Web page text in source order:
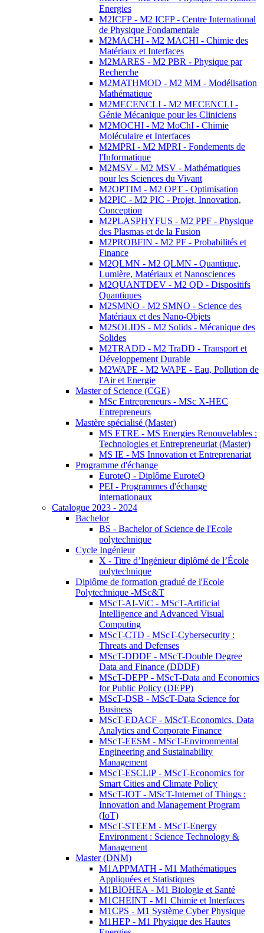
Energies
M2ICFP - M2 ICFP - Centre International
de Physique Fondamentale
M2MACHI - M2 MACHI - Chimie des
Matériaux et Interfaces
M2MARES - M2 PBR - Physique par
Recherche
M2MATHMOD - M2 MM - Modélisation
Mathématique
M2MECENCLI - M2 MECENCLI -
Génie Mécanique pour les Cliniciens
M2MOCHI - M2 MoChI - Chimie
Moléculaire et Interfaces
M2MPRI - M2 MPRI - Fondements de
l'Informatique
M2MSV - M2 MSV - Mathématiques
pour les Sciences du Vivant
M2OPTIM - M2 OPT - Optimisation
M2PIC - M2 PIC - Projet, Innovation,
Conception
M2PLASPHYFUS - M2 PPF - Physique
des Plasmas et de la Fusion
M2PROBFIN - M2 PF - Probabilités et
Finance
M2QLMN - M2 QLMN - Quantique,
Lumière, Matériaux et Nanosciences
M2QUANTDEV - M2 QD - Dispositifs
Quantiques
M2SMNO - M2 SMNO - Science des
Matériaux et des Nano-Objets
M2SOLIDS - M2 Solids - Mécanique des
Solides
M2TRADD - M2 TraDD - Transport et
Développement Durable
M2WAPE - M2 WAPE - Eau, Pollution de
l'Air et Energie
Master of Science (CGE)
MSc Entrepreneurs - MSc X-HEC
Entrepreneurs
Mastère spécialisé (Master)
MS ETRE - MS Energies Renouvelables :
Technologies et Entrepreneuriat (Master)
MS IE - MS Innovation et Entreprenariat
Programme d'échange
EuroteQ - Diplôme EuroteQ
PEI - Programmes d'échange
internationaux
Catalogue 2023 - 2024
Bachelor
BS - Bachelor of Science de l'Ecole
polytechnique
Cycle Ingénieur
X - Titre d’Ingénieur diplômé de l’École
polytechnique
Diplôme de formation gradué de l'Ecole
Polytechnique -MSc&T
MScT-AI-ViC - MScT-Artificial
Intelligence and Advanced Visual
Computing
MScT-CTD - MScT-Cybersecurity :
Threats and Defenses
MScT-DDDF - MScT-Double Degree
Data and Finance (DDDF)
MScT-DEPP - MScT-Data and Economics
for Public Policy (DEPP)
MScT-DSB - MScT-Data Science for
Business
MScT-EDACF - MScT-Economics, Data
Analytics and Corporate Finance
MScT-EESM - MScT-Environmental
Engineering and Sustainability
Management
MScT-ESCLiP - MScT-Economics for
Smart Cities and Climate Policy
MScT-IOT - MScT-Internet of Things :
Innovation and Management Program
(IoT)
MScT-STEEM - MScT-Energy
Environment : Science Technology &
Management
Master (DNM)
M1APPMATH - M1 Mathématiques
Appliquées et Statistiques
M1BIOHEA - M1 Biologie et Santé
M1CHEINT - M1 Chimie et Interfaces
M1CPS - M1 Système Cyber Physique
M1HEP - M1 Physique des Hautes